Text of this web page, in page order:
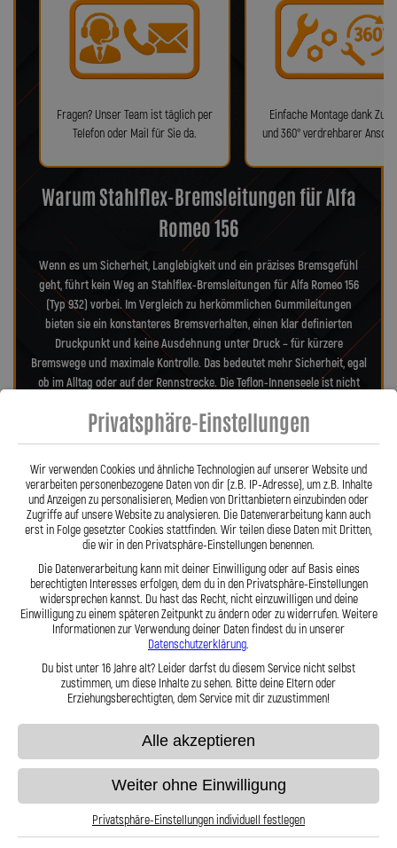
Fragen? Unser Team ist täglich per
Telefon oder Mail für Sie da.
Einfache Montage dank
und 360° verdrehbarer
Stahlflex vs. Gummi
Warum Stahlflex-Bremsleitungen für Alfa
Romeo 156
Wenn es um Sicherheit, Langlebigkeit und ein präzises Bremsgefühl
geht, führt kein Weg an Stahlflex-Bremsleitungen für Alfa Romeo 156
(Typ 932) vorbei. Im Vergleich zu herkömmlichen Gummileitungen
bieten sie ein konstanteres Bremsverhalten, einen klar definierten
Druckpunkt und keine Ausdehnung unter Druck – für kürzere
Bremswege und maximale Kontrolle. Das bedeutet mehr Sicherheit, egal
ob im Alltag oder auf der Rennstrecke. Die Teflon-Innenseele ist nicht
Edelstahlgeflecht die Leitungen nahezu wartungsfrei und
unempfindlich gegenüber äußeren Einflüssen macht. Es schützt
zuverlässig vor Marderbissen, Witterung und Beschädigungen – ein
regelmäßiger Austausch wie bei Gummileitungen ist nicht mehr nötig.
Das spart Kosten und vermittelt dauerhaft ein sicheres Gefühl beim
Fahren. Unsere ausjustierbaren, verdrehbaren Anschlüsse ermöglichen
eine drallfreie und spannungsfreie Verlegung. Ob Sonderanfertigung
präzise gefertigt. Mit den Stahlflex-Bremsleitungen von Lothar Spiegler
Kfz-Leitungen GmbH entscheiden Sie sich für echte deutsche Qualität,
höchste Sicherheit und ein Produkt, das hält, was es verspricht.
Hier zu unserem Video „Stahlflex vs. Gummi“
Privatsphäre-Einstellungen
Wir verwenden Cookies und ähnliche Technologien auf unserer Website und
verarbeiten personenbezogene Daten von dir (z.B. IP-Adresse), um z.B. Inhalte
und Anzeigen zu personalisieren, Medien von Drittanbietern einzubinden oder
Zugriffe auf unsere Website zu analysieren. Die Datenverarbeitung kann auch
erst in Folge gesetzter Cookies stattfinden. Wir teilen diese Daten mit Dritten,
die wir in den Privatsphäre-Einstellungen benennen.
Die Datenverarbeitung kann mit deiner Einwilligung oder auf Basis eines
berechtigten Interesses erfolgen, dem du in den Privatsphäre-Einstellungen
widersprechen kannst. Du hast das Recht, nicht einzuwilligen und deine
Einwilligung zu einem späteren Zeitpunkt zu ändern oder zu widerrufen. Weitere
Informationen zur Verwendung deiner Daten findest du in unserer
Datenschutzerklärung.
Du bist unter 16 Jahre alt? Leider darfst du diesem Service nicht selbst
zustimmen, um diese Inhalte zu sehen. Bitte deine Eltern oder
Erziehungsberechtigten, dem Service mit dir zuzustimmen!
Alle akzeptieren
Weiter ohne Einwilligung
Privatsphäre-Einstellungen individuell festlegen